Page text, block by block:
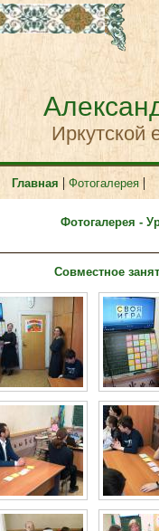
Иркутской
Главная | Фотогалерея |
Фотогалерея -
Совместное